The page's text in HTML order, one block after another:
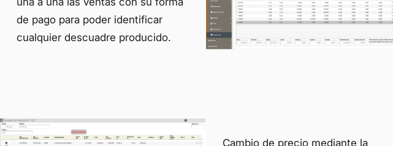
de pago para poder identificar
cualquier descuadre producido.
Cambio de precio mediante la